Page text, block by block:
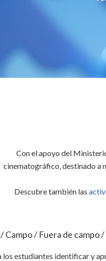
Con el apoyo del
cinematográfico, destinado a
Descubre también las
Campo / Fuera de campo
estudiantes identificar y